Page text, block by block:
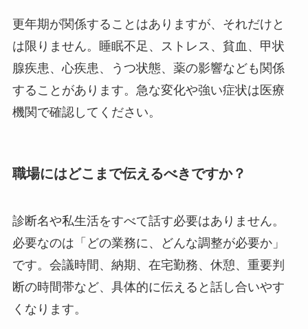
更年期が関係することはありますが、それだけと
は限りません。睡眠不足、ストレス、貧血、甲状
腺疾患、心疾患、うつ状態、薬の影響なども関係
することがあります。急な変化や強い症状は医療
機関で確認してください。
職場にはどこまで伝えるべきですか？
診断名や私生活をすべて話す必要はありません。
必要なのは「どの業務に、どんな調整が必要か」
です。会議時間、納期、在宅勤務、休憩、重要判
断の時間帯など、具体的に伝えると話し合いやす
くなります。